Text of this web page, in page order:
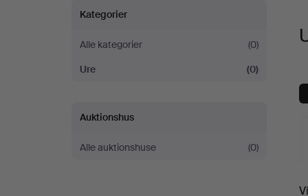
Ure
hos
Rumsey’s
Auctioneers
Kategorier
Alle kategorier
(0)
Ure
(0)
Auktionshus
Alle auktionshuse (0)